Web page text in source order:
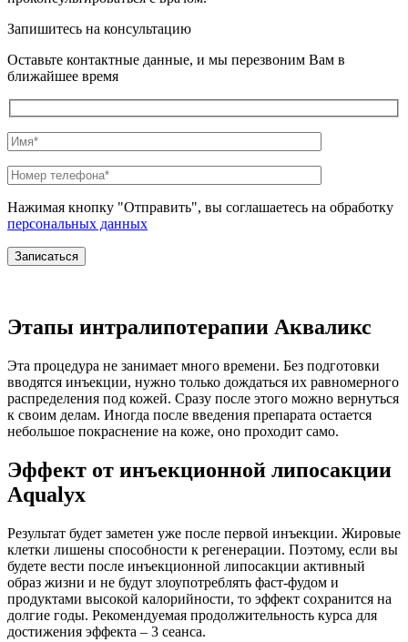
Запишитесь на консультацию
Оставьте контактные данные, и мы перезвоним Вам в
ближайшее время
Нажимая кнопку "Отправить", вы соглашаетесь на обработку
персональных данных
Этапы интралипотерапии Акваликс
Эта процедура не занимает много времени. Без подготовки
вводятся инъекции, нужно только дождаться их равномерного
распределения под кожей. Сразу после этого можно вернуться
к своим делам. Иногда после введения препарата остается
небольшое покраснение на коже, оно проходит само.
Эффект от инъекционной липосакции
Aqualyx
Результат будет заметен уже после первой инъекции. Жировые
клетки лишены способности к регенерации. Поэтому, если вы
будете вести после инъекционной липосакции активный
образ жизни и не будут злоупотреблять фаст-фудом и
продуктами высокой калорийности, то эффект сохранится на
долгие годы. Рекомендуемая продолжительность курса для
достижения эффекта – 3 сеанса.